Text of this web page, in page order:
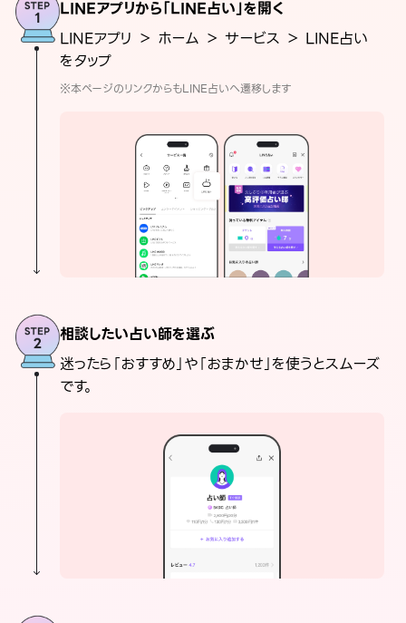
LINEアプリから「LINE占い」を開く
LINEアプリ ＞ ホーム ＞ サービス ＞ LINE占い
をタップ
※本ページのリンクからもLINE占いへ遷移します
相談したい占い師を選ぶ
迷ったら「おすすめ」や「おまかせ」を使うとスムーズ
です。